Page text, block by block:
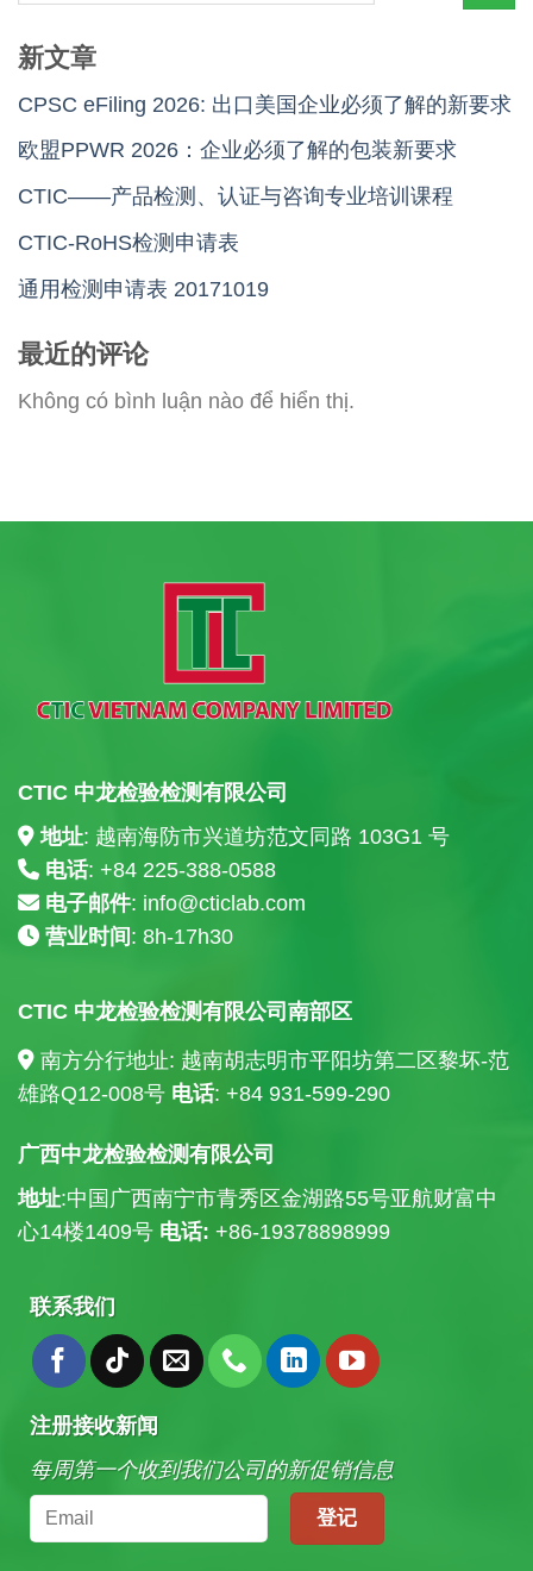
新文章
CPSC eFiling 2026: 出口美国企业必须了解的新要求
欧盟PPWR 2026：企业必须了解的包装新要求
CTIC——产品检测、认证与咨询专业培训课程
CTIC-RoHS检测申请表
通用检测申请表 20171019
最近的评论
Không có bình luận nào để hiển thị.
CTIC 中龙检验检测有限公司
地址: 越南海防市兴道坊范文同路 103G1 号
电话: +84 225-388-0588
电子邮件: info@cticlab.com
营业时间 : 8h-17h30
CTIC 中龙检验检测有限公司南部区
南方分行地址: 越南胡志明市平阳坊第二区黎坏-范
雄路Q12-008号 电话: +84 931-599-290
广西中龙检验检测有限公司
地址:中国广西南宁市青秀区金湖路55号亚航财富中
心14楼1409号 电话: +86-19378898999
联系我们
注册接收新闻
每周第一个收到我们公司的新促销信息